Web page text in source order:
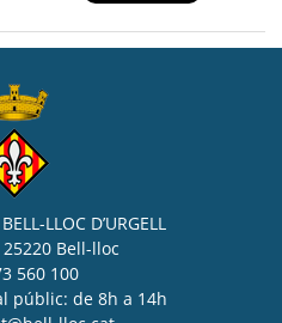
LLOC D’URGELL
Bell-lloc
560 100
públic: de 8h a 14h